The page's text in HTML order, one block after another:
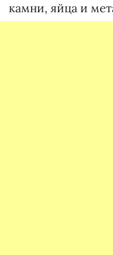
камни, яйца и